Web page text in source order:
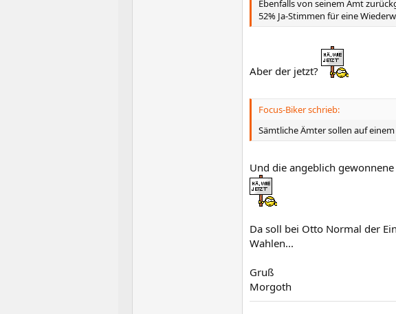
Ebenfalls von seinem Amt
52% Ja-Stimmen für eine
Aber der jetzt?
Focus-Biker schrieb:
Sämtliche Ämter sollen auf
Und die angeblich
Da soll bei Otto Normal der
Wahlen...
Gruß
Morgoth